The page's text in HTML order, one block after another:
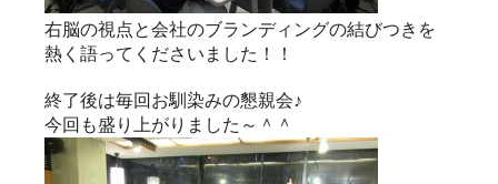
右脳の視点と会社のブランディングの結びつきを
熱く語ってくださいました！！
終了後は毎回お馴染みの懇親会♪
今回も盛り上がりました～＾＾